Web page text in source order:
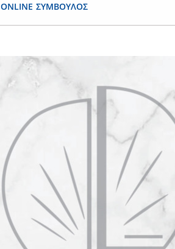
ONLINE ΣΥΜΒΟΥΛΟΣ